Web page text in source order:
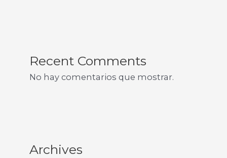
Recent Comments
No hay comentarios que mostrar.
Archives